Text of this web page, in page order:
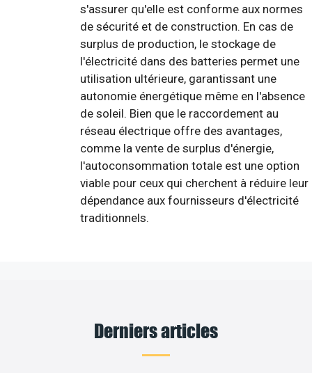
s'assurer qu'elle est conforme aux normes
de sécurité et de construction. En cas de
surplus de production, le stockage de
l'électricité dans des batteries permet une
utilisation ultérieure, garantissant une
autonomie énergétique même en l'absence
de soleil. Bien que le raccordement au
réseau électrique offre des avantages,
comme la vente de surplus d'énergie,
l'autoconsommation totale est une option
viable pour ceux qui cherchent à réduire leur
dépendance aux fournisseurs d'électricité
traditionnels.
Derniers articles